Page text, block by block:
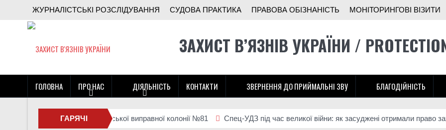
ЖУРНАЛІСТСЬКІ РОЗСЛІДУВАННЯ СУДОВА ПРАКТИКА ПРАВОВА ОБІЗНАНІСТЬ МОНІТОРИНГОВІ ВІЗИТИ
ЗАХИСТ В’ЯЗНІВ УКРАЇНИ /
ГОЛОВНА ПРО НАС ДІЯЛЬНІСТЬ КОНТАКТИ ЗВЕРНЕННЯ ДО ПРИЙМАЛЬНІ ЗВУ БЛАГОДІЙНІСТЬ
ГАРЯЧІ
візиту до Стрижавської виправної колонії №81 Спец-УДЗ під час великої війни: як засуджені отримали право